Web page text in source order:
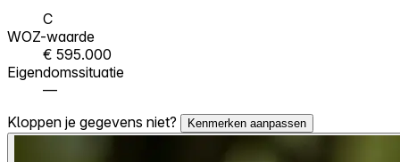
C
WOZ-waarde
€ 595.000
Eigendomssituatie
—
Kloppen je gegevens niet?
Kenmerken aanpassen